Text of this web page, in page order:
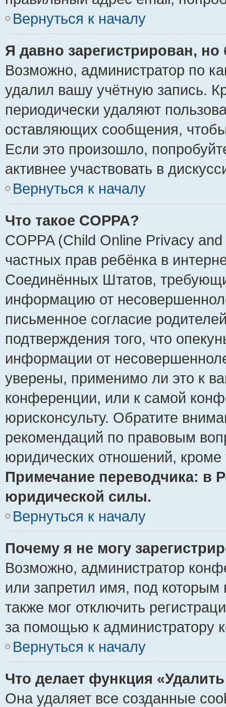
Вернуться к началу
Я давно зарегистрирован,
Возможно, администратор по
удалил вашу учётную запись.
периодически удаляют
оставляющих сообщения,
Если это произошло,
активнее участвовать в
Вернуться к началу
Что такое COPPA?
COPPA (Child Online Privacy
частных прав ребёнка в
Соединённых Штатов,
информацию от
письменное согласие
подтверждения того, что
информации от
уверены, применимо ли это к
конференции, или к самой
юрисконсульту. Обратите
рекомендаций по правовым
юридических отношений,
Примечание переводчика: в
юридической силы.
Вернуться к началу
Почему я не могу
Возможно, администратор
или запретил имя, под которым
также мог отключить
за помощью к администратору
Вернуться к началу
Что делает функция
Она удаляет все созданные